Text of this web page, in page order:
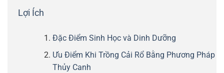
Lợi Ích
Đặc Điểm Sinh Học và Dinh Dưỡng
Ưu Điểm Khi Trồng Cải Rổ Bằng Phương Pháp
Thủy Canh